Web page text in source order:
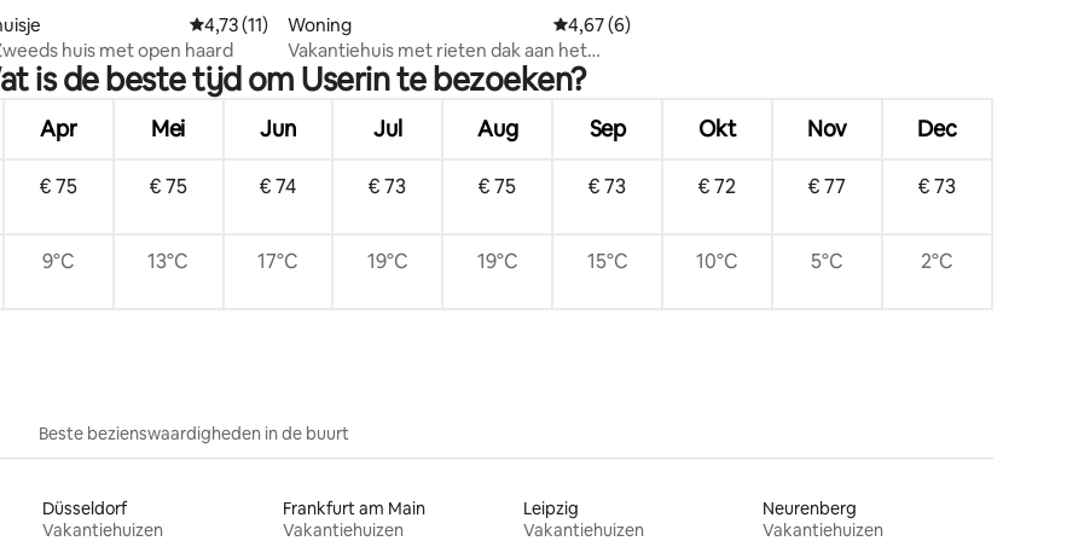
Gemiddelde beoordeling van 4,73 uit 5, 11 recensies
4,73 (11)
huis met open haard
Woning Gemiddelde beoordeling van 4,67 uit 5, 6 recensies
4,67 (6)
Vakantiehuis met rieten dak aan het
Userinmeer
is de beste tijd om Userin te bezoeken?
Apr Mei Jun Jul Aug Sep Okt Nov Dec
€ 75 € 75 € 74 € 73 € 75 € 73 € 72 € 77 € 73
9°C 13°C 17°C 19°C 19°C 15°C 10°C 5°C 2°C
Beste bezienswaardigheden in de buurt
Düsseldorf
Vakantiehuizen
Frankfurt am Main
Vakantiehuizen
Leipzig
Vakantiehuizen
Neurenberg
Vakantiehuizen